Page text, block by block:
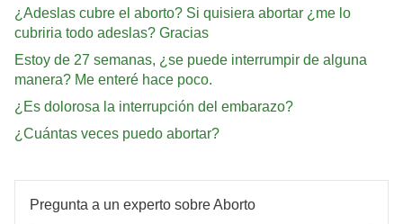
¿Adeslas cubre el aborto? Si quisiera abortar ¿me lo
cubriria todo adeslas? Gracias
Estoy de 27 semanas, ¿se puede interrumpir de alguna
manera? Me enteré hace poco.
¿Es dolorosa la interrupción del embarazo?
¿Cuántas veces puedo abortar?
Pregunta a un experto sobre Aborto